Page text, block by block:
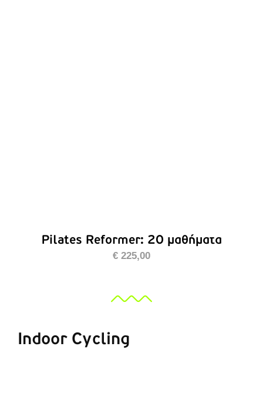
Pilates Reformer: 20 μαθήματα
€ 225,00
Indoor Cycling